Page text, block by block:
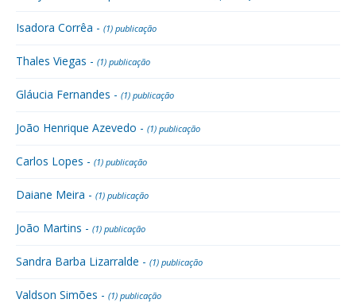
Isadora Corrêa - (1) publicação
Thales Viegas - (1) publicação
Gláucia Fernandes - (1) publicação
João Henrique Azevedo - (1) publicação
Carlos Lopes - (1) publicação
Daiane Meira - (1) publicação
João Martins - (1) publicação
Sandra Barba Lizarralde - (1) publicação
Valdson Simões - (1) publicação